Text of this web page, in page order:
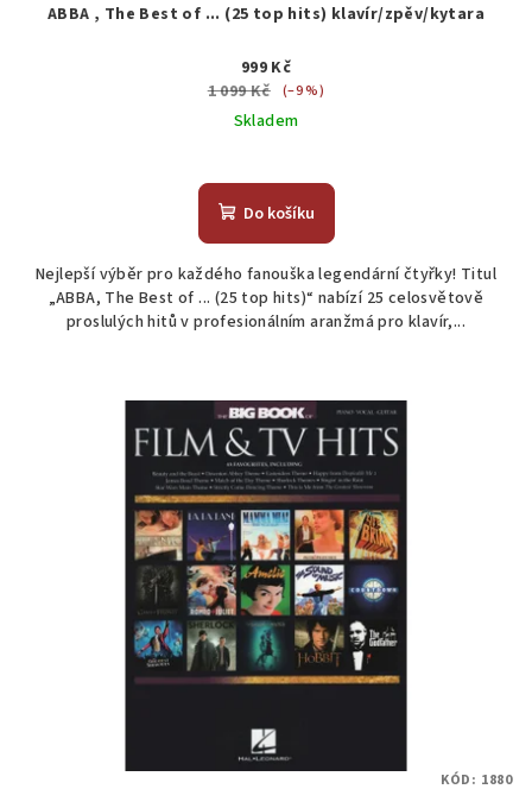
ABBA , The Best of ... (25 top hits) klavír/zpěv/kytara
999 Kč
1 099 Kč (–9 %)
Skladem
Do košíku
Nejlepší výběr pro každého fanouška legendární čtyřky! Titul
„ABBA, The Best of ... (25 top hits)“ nabízí 25 celosvětově
proslulých hitů v profesionálním aranžmá pro klavír,...
KÓD: 1880